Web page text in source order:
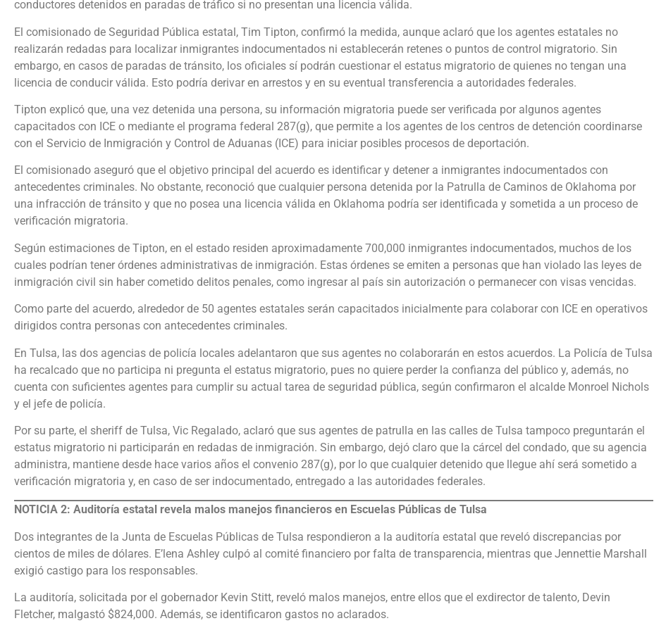
conductores detenidos en paradas de tráfico si no presentan una licencia válida.
El comisionado de Seguridad Pública estatal, Tim Tipton, confirmó la medida, aunque aclaró que los agentes estatales no
realizarán redadas para localizar inmigrantes indocumentados ni establecerán retenes o puntos de control migratorio. Sin
embargo, en casos de paradas de tránsito, los oficiales sí podrán cuestionar el estatus migratorio de quienes no tengan una
licencia de conducir válida. Esto podría derivar en arrestos y en su eventual transferencia a autoridades federales.
Tipton explicó que, una vez detenida una persona, su información migratoria puede ser verificada por algunos agentes
capacitados con ICE o mediante el programa federal 287(g), que permite a los agentes de los centros de detención coordinarse
con el Servicio de Inmigración y Control de Aduanas (ICE) para iniciar posibles procesos de deportación.
El comisionado aseguró que el objetivo principal del acuerdo es identificar y detener a inmigrantes indocumentados con
antecedentes criminales. No obstante, reconoció que cualquier persona detenida por la Patrulla de Caminos de Oklahoma por
una infracción de tránsito y que no posea una licencia válida en Oklahoma podría ser identificada y sometida a un proceso de
verificación migratoria.
Según estimaciones de Tipton, en el estado residen aproximadamente 700,000 inmigrantes indocumentados, muchos de los
cuales podrían tener órdenes administrativas de inmigración. Estas órdenes se emiten a personas que han violado las leyes de
inmigración civil sin haber cometido delitos penales, como ingresar al país sin autorización o permanecer con visas vencidas.
Como parte del acuerdo, alrededor de 50 agentes estatales serán capacitados inicialmente para colaborar con ICE en operativos
dirigidos contra personas con antecedentes criminales.
En Tulsa, las dos agencias de policía locales adelantaron que sus agentes no colaborarán en estos acuerdos. La Policía de Tulsa
ha recalcado que no participa ni pregunta el estatus migratorio, pues no quiere perder la confianza del público y, además, no
cuenta con suficientes agentes para cumplir su actual tarea de seguridad pública, según confirmaron el alcalde Monroel Nichols
y el jefe de policía.
Por su parte, el sheriff de Tulsa, Vic Regalado, aclaró que sus agentes de patrulla en las calles de Tulsa tampoco preguntarán el
estatus migratorio ni participarán en redadas de inmigración. Sin embargo, dejó claro que la cárcel del condado, que su agencia
administra, mantiene desde hace varios años el convenio 287(g), por lo que cualquier detenido que llegue ahí será sometido a
verificación migratoria y, en caso de ser indocumentado, entregado a las autoridades federales.
NOTICIA 2: Auditoría estatal revela malos manejos financieros en Escuelas Públicas de Tulsa
Dos integrantes de la Junta de Escuelas Públicas de Tulsa respondieron a la auditoría estatal que reveló discrepancias por
cientos de miles de dólares. E’lena Ashley culpó al comité financiero por falta de transparencia, mientras que Jennettie Marshall
exigió castigo para los responsables.
La auditoría, solicitada por el gobernador Kevin Stitt, reveló malos manejos, entre ellos que el exdirector de talento, Devin
Fletcher, malgastó $824,000. Además, se identificaron gastos no aclarados.